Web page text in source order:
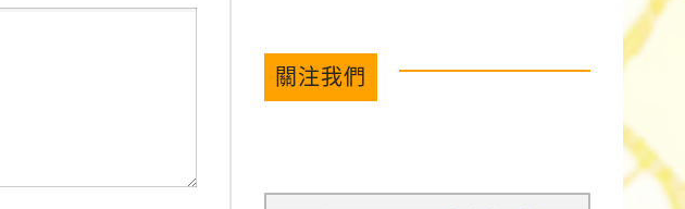
關注我們